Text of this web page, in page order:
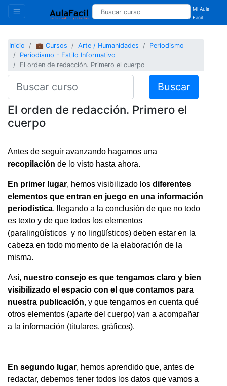
Mi Aula
Facil
Inicio 💼 Cursos Arte / Humanidades
Periodismo
Periodismo - Estilo Informativo
El orden de redacción. Primero el cuerpo
Buscar
El orden de redacción. Primero el
cuerpo
Antes de seguir avanzando hagamos una
recopilación de lo visto hasta ahora.
En primer lugar, hemos visibilizado los diferentes
elementos que entran en juego en una información
periodística, llegando a la conclusión de que no todo
es texto y de que todos los elementos
(paralingüísticos y no lingüísticos) deben estar en la
cabeza en todo momento de la elaboración de la
misma.
Así, nuestro consejo es que tengamos claro y bien
visibilizado el espacio con el que contamos para
nuestra publicación, y que tengamos en cuenta qué
otros elementos (aparte del cuerpo) van a acompañar
a la información (titulares, gráficos).
En segundo lugar, hemos aprendido que, antes de
redactar, debemos tener todos los datos que vamos a